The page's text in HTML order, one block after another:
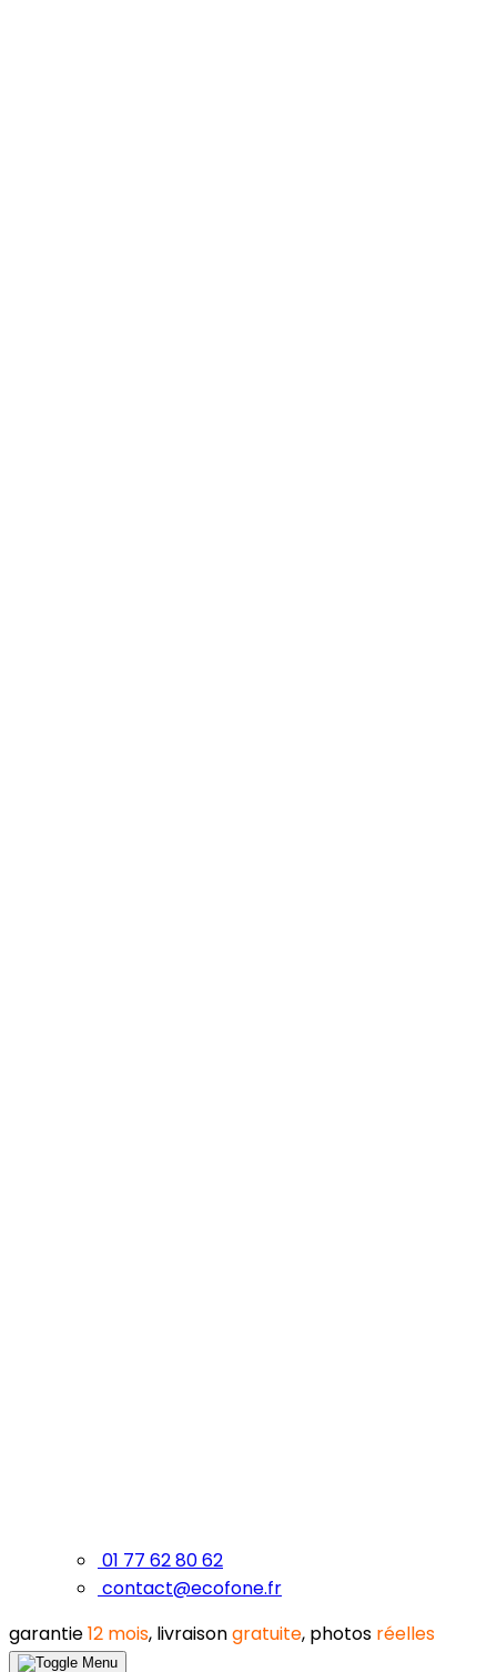
01 77 62 80 62
contact@ecofone.fr
garantie12 mois, livraisongratuite, photos réelles